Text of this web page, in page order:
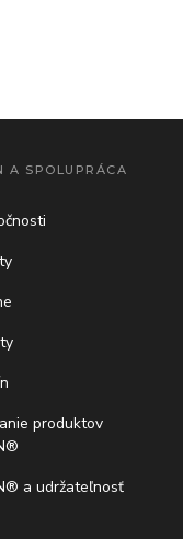
A SPOLUPRÁCA
produktov
a udržateľnosť